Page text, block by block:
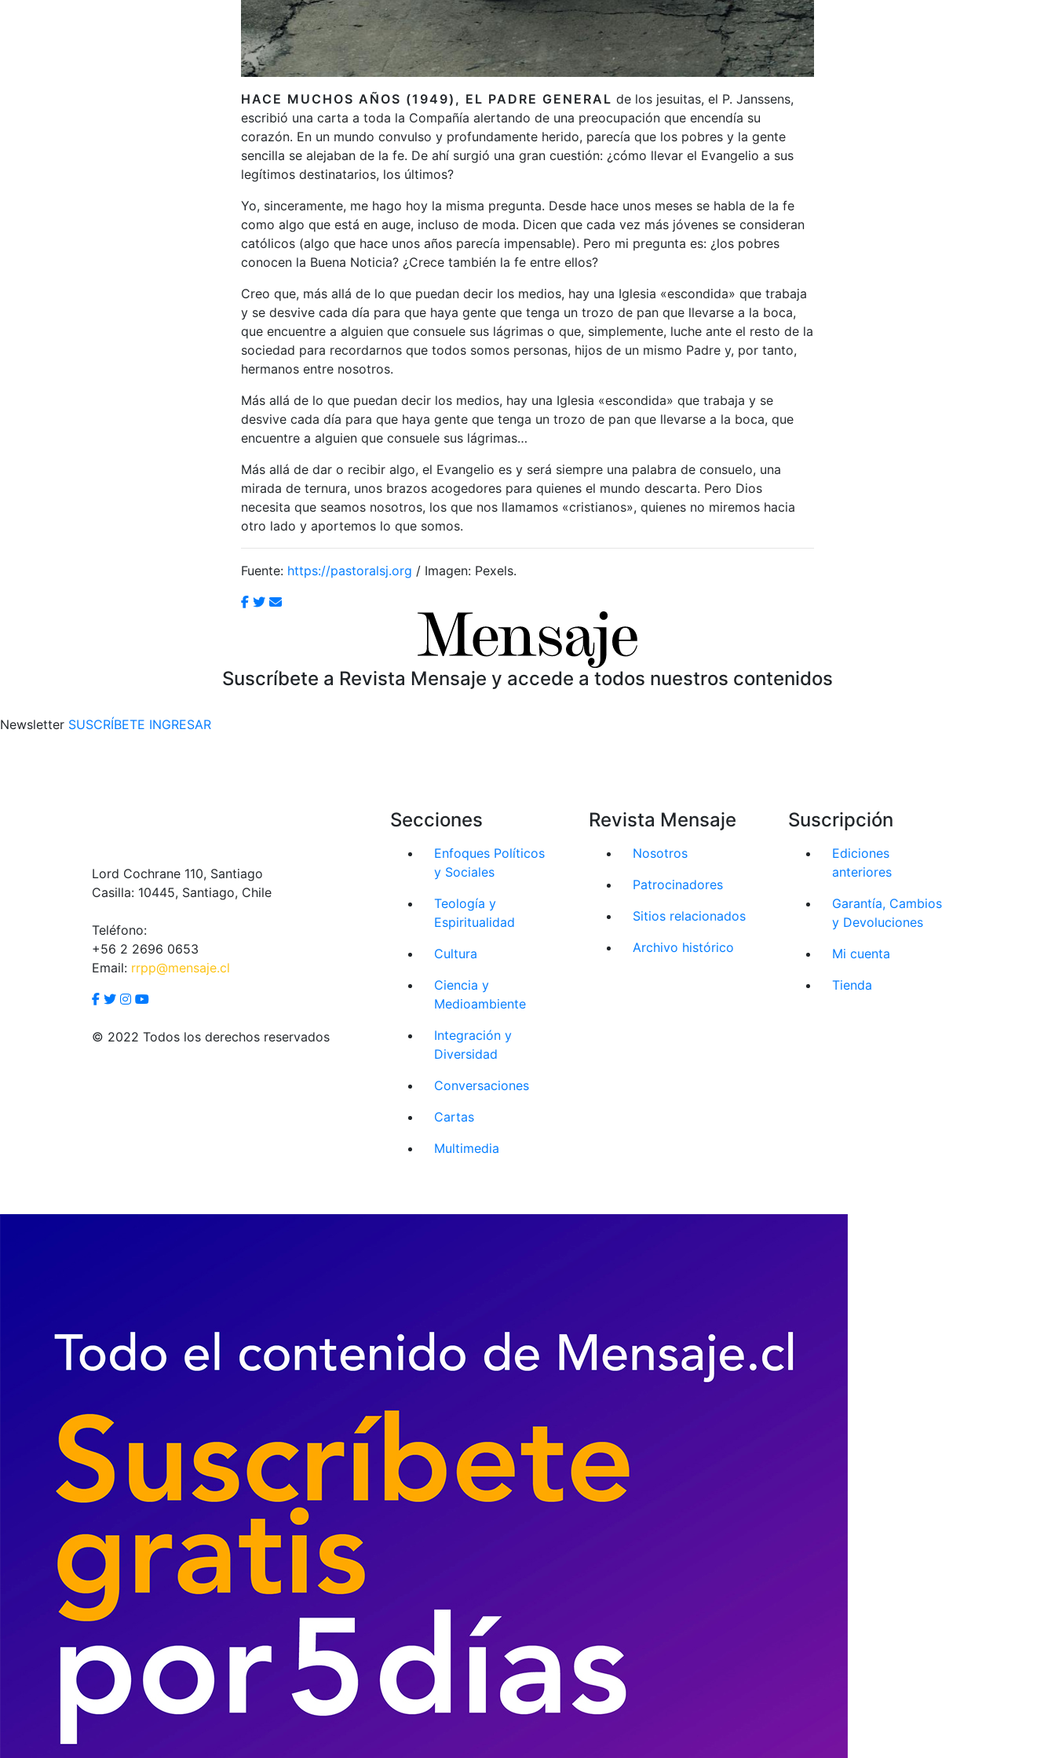
HACE MUCHOS AÑOS (1949), EL PADRE GENERAL de los jesuitas, el P. Janssens,
escribió una carta a toda la Compañía alertando de una preocupación que encendía su
corazón. En un mundo convulso y profundamente herido, parecía que los pobres y la gente
sencilla se alejaban de la fe. De ahí surgió una gran cuestión: ¿cómo llevar el Evangelio a sus
legítimos destinatarios, los últimos?
Yo, sinceramente, me hago hoy la misma pregunta. Desde hace unos meses se habla de la fe
como algo que está en auge, incluso de moda. Dicen que cada vez más jóvenes se consideran
católicos (algo que hace unos años parecía impensable). Pero mi pregunta es: ¿los pobres
conocen la Buena Noticia? ¿Crece también la fe entre ellos?
Creo que, más allá de lo que puedan decir los medios, hay una Iglesia «escondida» que trabaja
y se desvive cada día para que haya gente que tenga un trozo de pan que llevarse a la boca,
que encuentre a alguien que consuele sus lágrimas o que, simplemente, luche ante el resto de la
sociedad para recordarnos que todos somos personas, hijos de un mismo Padre y, por tanto,
hermanos entre nosotros.
Más allá de lo que puedan decir los medios, hay una Iglesia «escondida» que trabaja y se
desvive cada día para que haya gente que tenga un trozo de pan que llevarse a la boca, que
encuentre a alguien que consuele sus lágrimas…
Más allá de dar o recibir algo, el Evangelio es y será siempre una palabra de consuelo, una
mirada de ternura, unos brazos acogedores para quienes el mundo descarta. Pero Dios
necesita que seamos nosotros, los que nos llamamos «cristianos», quienes no miremos hacia
otro lado y aportemos lo que somos.
Fuente: https://pastoralsj.org / Imagen: Pexels.
Suscríbete a Revista Mensaje y accede a todos nuestros contenidos
Newsletter SUSCRÍBETE INGRESAR
Lord Cochrane 110, Santiago
Casilla: 10445, Santiago, Chile
Teléfono:
+56 2 2696 0653
Email: rrpp@mensaje.cl
© 2022 Todos los derechos reservados
Secciones
Enfoques Políticos
y Sociales
Teología y
Espiritualidad
Cultura
Ciencia y
Medioambiente
Integración y
Diversidad
Conversaciones
Cartas
Multimedia
Revista Mensaje
Nosotros
Patrocinadores
Sitios relacionados
Archivo histórico
Suscripción
Ediciones
anteriores
Garantía, Cambios
y Devoluciones
Mi cuenta
Tienda